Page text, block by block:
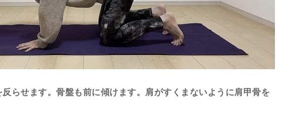
らせます。骨盤も前に傾けます。肩がすくまないように肩甲骨を